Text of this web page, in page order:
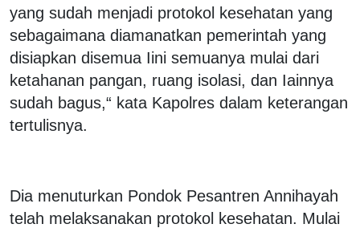
yang sudah menjadi protokol kesehatan yang
sebagaimana diamanatkan pemerintah yang
disiapkan disemua Iini semuanya mulai dari
ketahanan pangan, ruang isolasi, dan Iainnya
sudah bagus,“ kata Kapolres dalam keterangan
tertulisnya.
Dia menuturkan Pondok Pesantren Annihayah
telah melaksanakan protokol kesehatan. Mulai